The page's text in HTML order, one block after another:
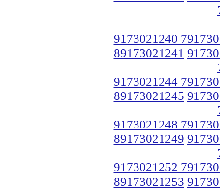
9173021240
89173021241
9173021244
89173021245
9173021248
89173021249
9173021252
89173021253